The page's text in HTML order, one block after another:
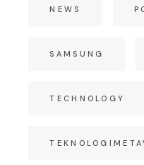
NEWS
SAMSUNG
TECHNOLOGY